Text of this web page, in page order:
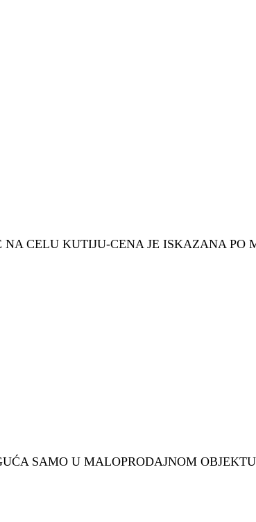
NA CELU KUTIJU-CENA JE ISKAZANA PO
SAMO U MALOPRODAJNOM OBJEKTU